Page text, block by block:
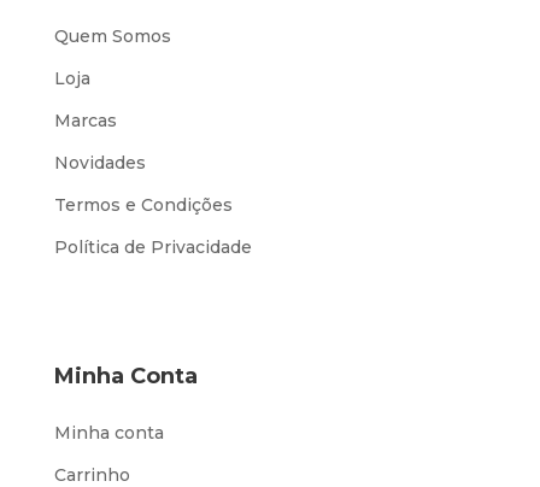
Quem Somos
Loja
Marcas
Novidades
Termos e Condições
Política de Privacidade
Minha Conta
Minha conta
Carrinho